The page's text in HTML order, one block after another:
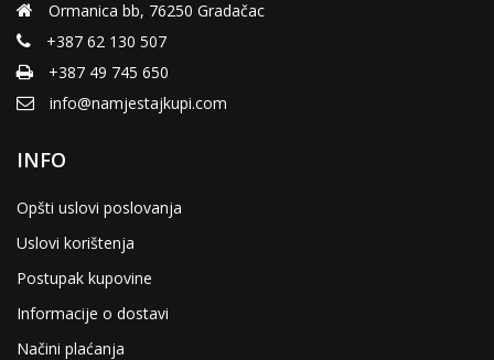
Ormanica bb, 76250 Gradačac
+387 62 130 507
+387 49 745 650
info@namjestajkupi.com
INFO
Opšti uslovi poslovanja
Uslovi korištenja
Postupak kupovine
Informacije o dostavi
Načini plaćanja